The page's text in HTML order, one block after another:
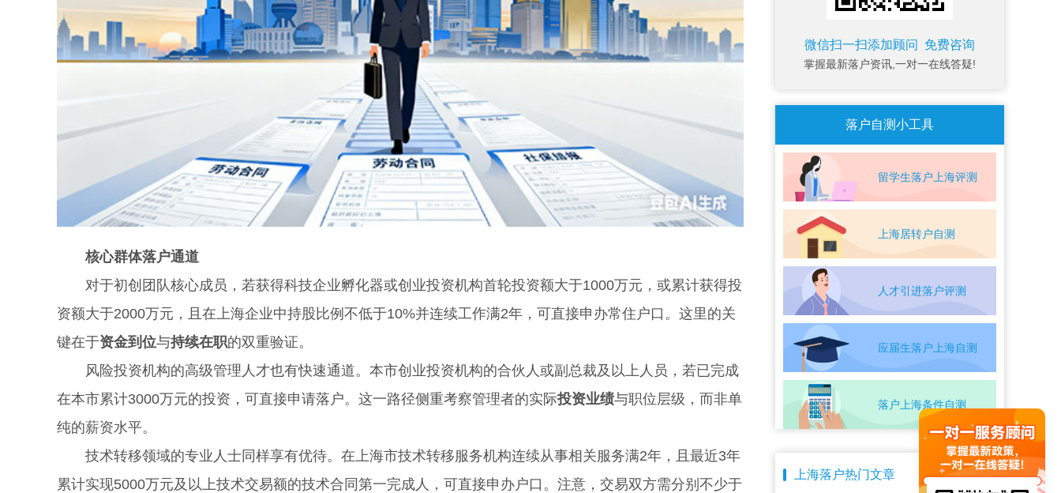
核心群体落户通道
对于初创团队核心成员，若获得科技企业孵化器或创业投资机构首轮投资额大于1000万元，或累计获得投
资额大于2000万元，且在上海企业中持股比例不低于10%并连续工作满2年，可直接申办常住户口。这里的关
键在于资金到位与持续在职的双重验证。
风险投资机构的高级管理人才也有快速通道。本市创业投资机构的合伙人或副总裁及以上人员，若已完成
在本市累计3000万元的投资，可直接申请落户。这一路径侧重考察管理者的实际投资业绩与职位层级，而非单
纯的薪资水平。
技术转移领域的专业人士同样享有优待。在上海市技术转移服务机构连续从事相关服务满2年，且最近3年
累计实现5000万元及以上技术交易额的技术合同第一完成人，可直接申办户口。注意，交易双方需分别不少于
微信扫一扫添加顾问 免费咨询
掌握最新落户资讯,一对一在线答疑!
落户自测小工具
留学生落户上海评测
上海居转户自测
人才引进落户评测
应届生落户上海自测
落户上海条件自测
上海落户热门文章